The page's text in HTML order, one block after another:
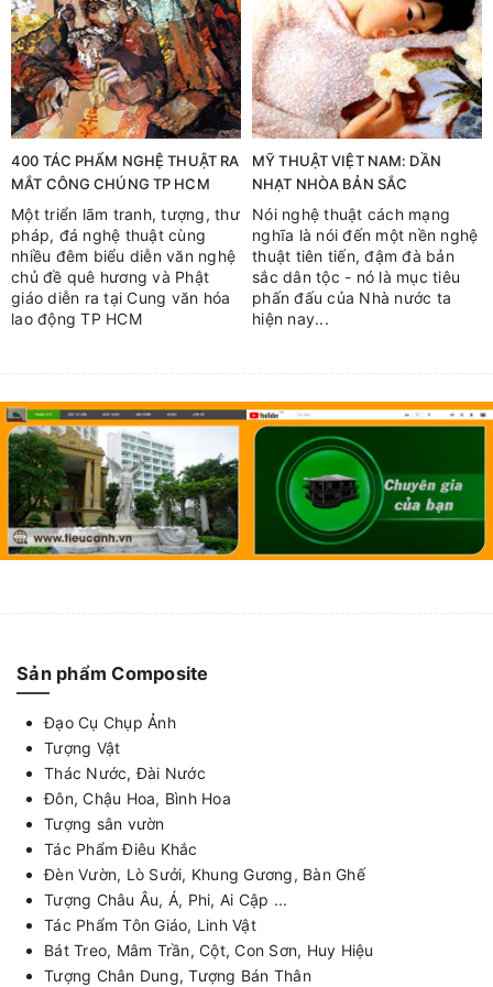
400 TÁC PHẨM NGHỆ THUẬT RA
MẮT CÔNG CHÚNG TP HCM
Một triển lãm tranh, tượng, thư
pháp, đá nghệ thuật cùng
nhiều đêm biểu diễn văn nghệ
chủ đề quê hương và Phật
giáo diễn ra tại Cung văn hóa
lao động TP HCM
MỸ THUẬT VIỆT NAM: DẦN
NHẠT NHÒA BẢN SẮC
Nói nghệ thuật cách mạng
nghĩa là nói đến một nền nghệ
thuật tiên tiến, đậm đà bản
sắc dân tộc - nó là mục tiêu
phấn đấu của Nhà nước ta
hiện nay...
Sản phẩm Composite
Đạo Cụ Chụp Ảnh
Tượng Vật
Thác Nước, Đài Nước
Đôn, Chậu Hoa, Bình Hoa
Tượng sân vườn
Tác Phẩm Điêu Khắc
Đèn Vườn, Lò Sưởi, Khung Gương, Bàn Ghế
Tượng Châu Âu, Á, Phi, Ai Cập ...
Tác Phẩm Tôn Giáo, Linh Vật
Bát Treo, Mâm Trần, Cột, Con Sơn, Huy Hiệu
Tượng Chân Dung, Tượng Bán Thân